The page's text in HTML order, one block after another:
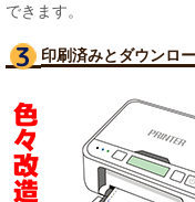
できます。
印刷済みとダウンロ